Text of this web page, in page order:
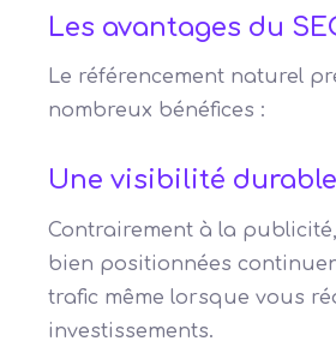
Les avantages du
Le référencement naturel
nombreux bénéfices :
Une visibilité durable
Contrairement à la
bien positionnées
trafic même lorsque vous
investissements.